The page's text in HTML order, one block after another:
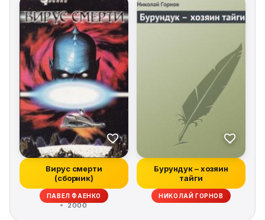
Вирус смерти
(сборник)
ПАВЕЛ ФАЕНКО
2000
Бурундук – хозяин
тайги
НИКОЛАЙ ГОРНОВ